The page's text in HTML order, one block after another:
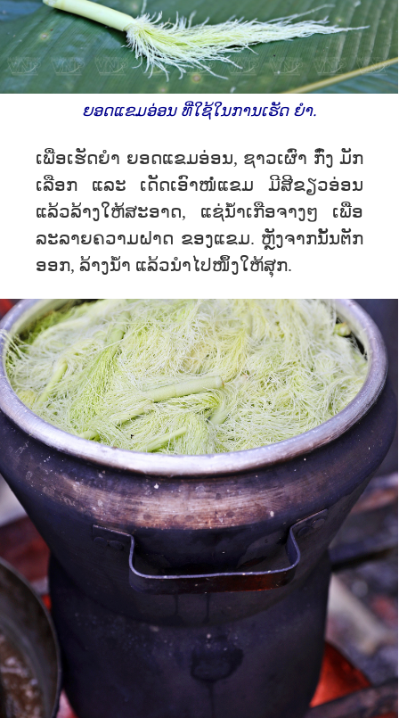
ຍອດແຂມອ່ອນ ທີ່ໃຊ້ໃນການເຮັດ ຍຳ.
ເພື່ອ​ເຮັດຍຳ ຍອດແຂມອ່ອນ, ຊາວ​ເຜົ່າ​ ກົ໋ງ ມັກ​
ເລືອກ ແລະ ເດັດ​ເອົາ​ໜໍ່ແຂມ ມີສີຂຽວ​​ອ່ອນ
ແລ້ວລ້າງໃຫ້ສະອາດ, ແຊ່ນໍ້າເກືອຈາງໆ ເພື່ອ
ລະລາຍຄວາມຝາດ ຂອງແຂມ. ຫຼັງຈາກນັ້ນຕັກ
ອອກ, ລ້າງນໍ້າ ແລ້ວນຳໄປໜຶ້ງໃຫ້ສຸກ.